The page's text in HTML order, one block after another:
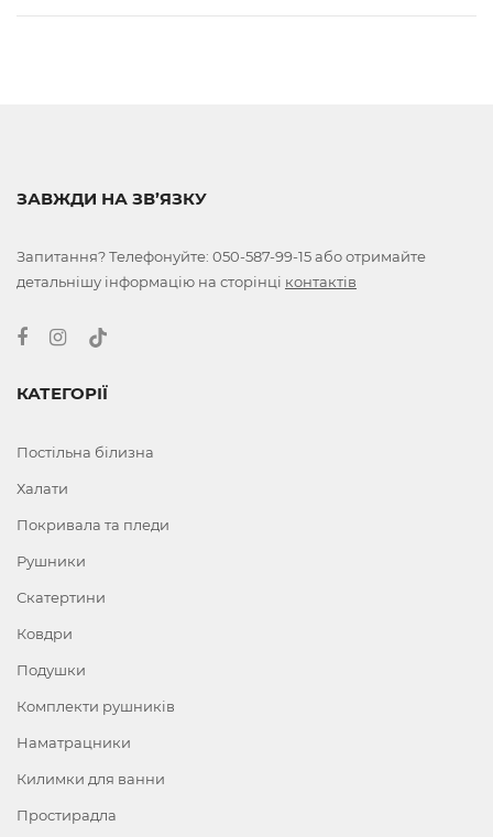
ЗАВЖДИ НА ЗВ’ЯЗКУ
Запитання? Телефонуйте: 050-587-99-15або отримайте
детальнішу інформацію на сторінці контактів
КАТЕГОРІЇ
Постільна білизна
Халати
Покривала та пледи
Рушники
Скатертини
Ковдри
Подушки
Комплекти рушників
Наматрацники
Килимки для ванни
Простирадла